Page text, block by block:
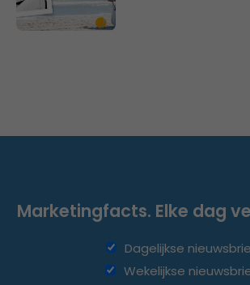
Marketingfacts. Elke dag
Dagelijkse
Wekelijkse